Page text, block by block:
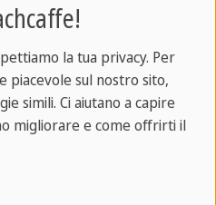
la tua privacy. Per
piacevole sul nostro sito,
simili. Ci aiutano a capire
migliorare e come offrirti il